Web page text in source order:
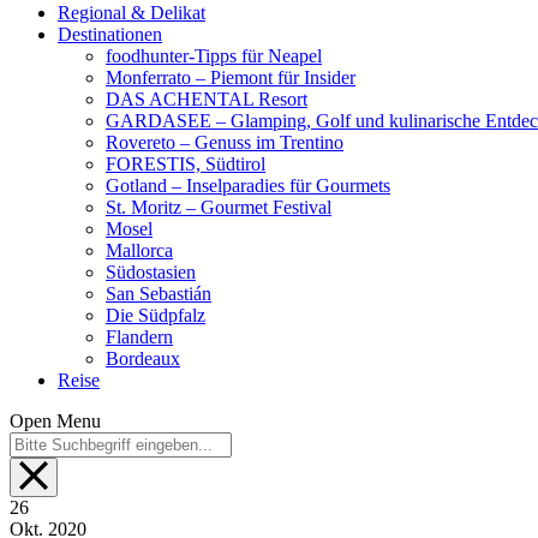
Regional & Delikat
Destinationen
foodhunter-Tipps für Neapel
Monferrato – Piemont für Insider
DAS ACHENTAL Resort
GARDASEE – Glamping, Golf und kulinarische
Rovereto – Genuss im Trentino
FORESTIS, Südtirol
Gotland – Inselparadies für Gourmets
St. Moritz – Gourmet Festival
Mosel
Mallorca
Südostasien
San Sebastián
Die Südpfalz
Flandern
Bordeaux
Reise
Open Menu
26
Okt. 2020